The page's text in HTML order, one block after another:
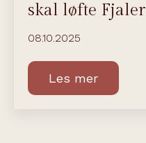
skal løfte Fjaler
08.10.2025
Les mer